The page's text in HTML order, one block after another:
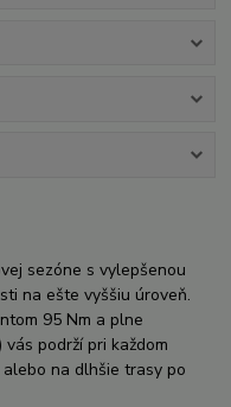
sezóne s vylepšenou
na ešte vyššiu úroveň.
95 Nm a plne
podrží pri každom
na dlhšie trasy po